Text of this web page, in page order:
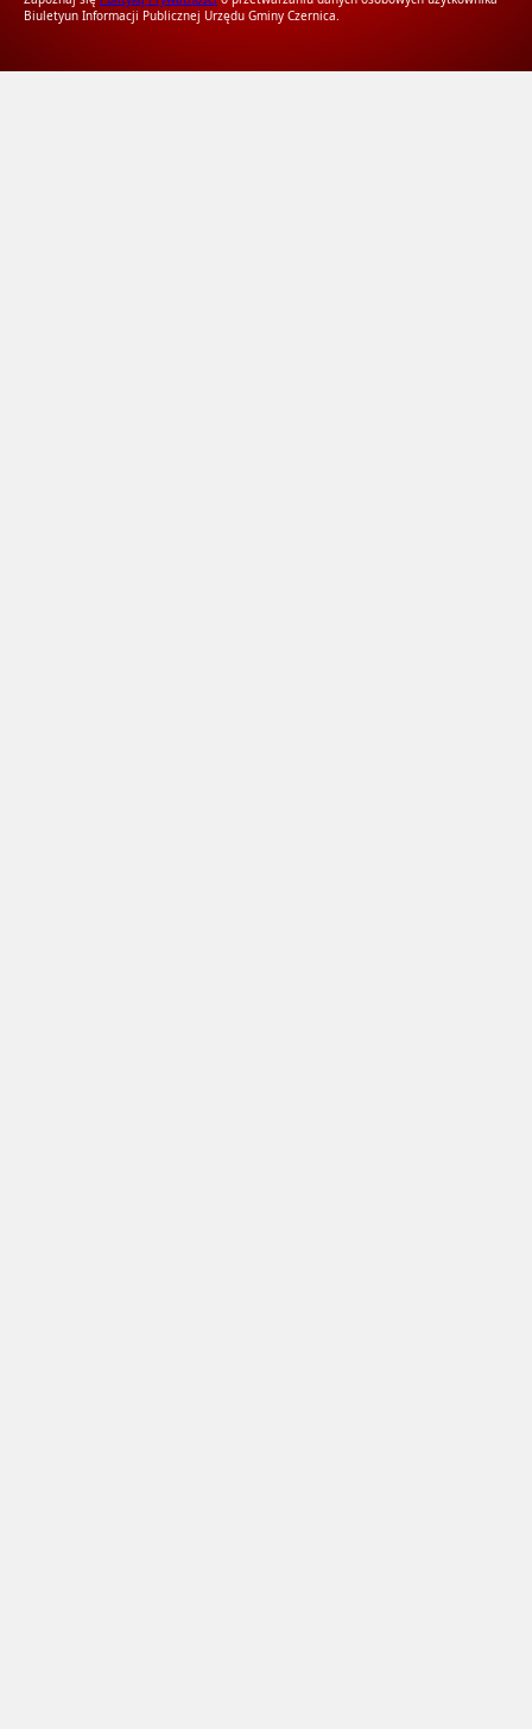
Biuletyun Informacji Publicznej Urzędu Gminy Czernica.